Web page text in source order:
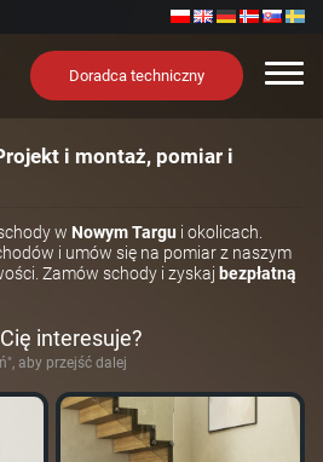
Doradca techniczny
i montaż, pomiar i
w Nowym Targu i okolicach.
i umów się na pomiar z naszym
Zamów schody i zyskaj bezpłatną
interesuje?
aby przejść dalej